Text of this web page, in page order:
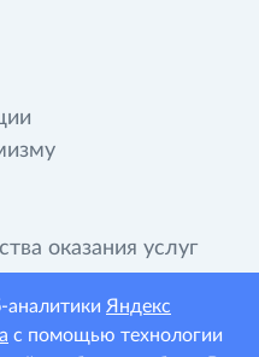
оказания услуг
аналитики Яндекс
с помощью технологии